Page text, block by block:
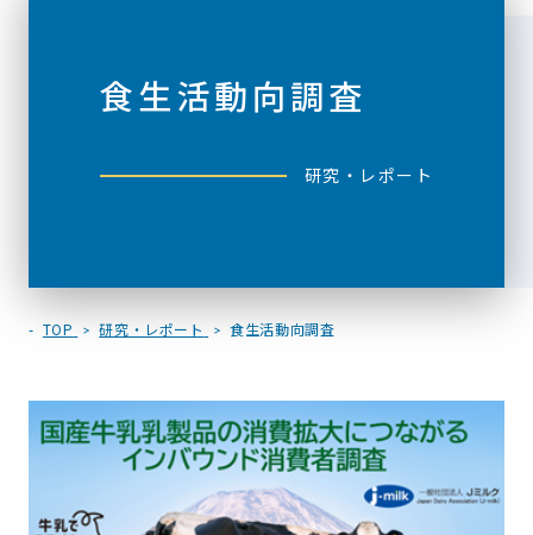
食生活動向調査
研究・レポート
TOP 研究・レポート 食生活動向調査